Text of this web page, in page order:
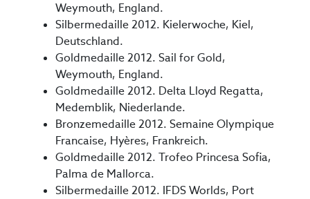
Weymouth, England.
Silbermedaille 2012. Kielerwoche, Kiel,
Deutschland.
Goldmedaille 2012. Sail for Gold,
Weymouth, England.
Goldmedaille 2012. Delta Lloyd Regatta,
Medemblik, Niederlande.
Bronzemedaille 2012. Semaine Olympique
Francaise, Hyères, Frankreich.
Goldmedaille 2012. Trofeo Princesa Sofia,
Palma de Mallorca.
Silbermedaille 2012. IFDS Worlds, Port